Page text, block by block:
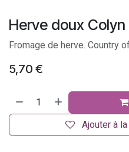
Herve doux Colyn
Fromage de herve. Country
5,70 €
Ajouter à